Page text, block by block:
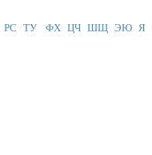
РС ТУ ФХ ЦЧ ШЩ ЭЮ Я